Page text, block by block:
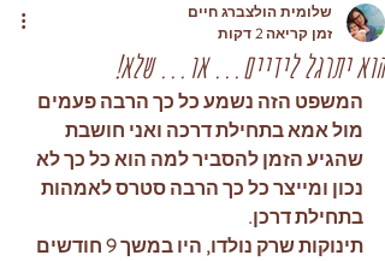
הוא יתרגל לידיים... או... שלא!
שלומית הולצברג חיים
זמן קריאה 2 דקות
המשפט הזה נשמע כל כך הרבה פעמים
מול אמא בתחילת דרכה ואני חושבת
שהגיע הזמן להסביר למה הוא כל כך לא
נכון ומייצר כל כך הרבה סטרס לאמהות
בתחילת דרכן.
תינוקות שרק נולדו, היו במשך 9 חודשים